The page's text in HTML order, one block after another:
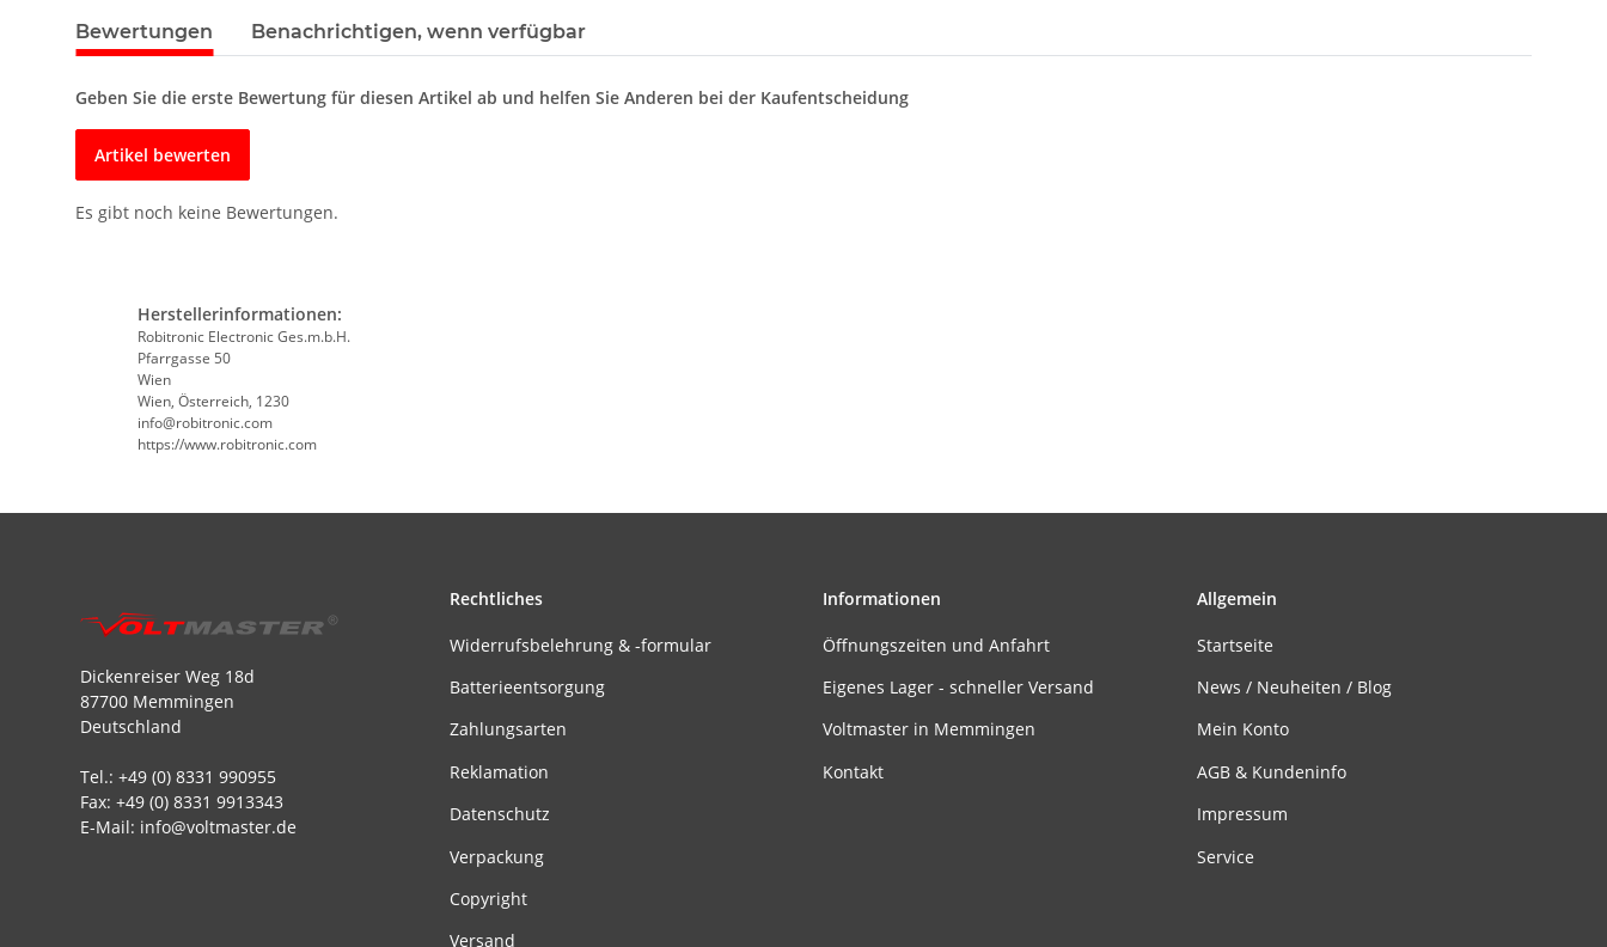
Bewertungen Benachrichtigen, wenn verfügbar
Geben Sie die erste Bewertung für diesen Artikel ab und helfen Sie Anderen bei der Kaufentscheidung
Artikel bewerten
Es gibt noch keine Bewertungen.
Herstellerinformationen:
Robitronic Electronic Ges.m.b.H.
Pfarrgasse 50
Wien
Wien, Österreich, 1230
info@robitronic.com
https://www.robitronic.com
Dickenreiser Weg 18d
87700 Memmingen
Deutschland
Tel.: +49 (0) 8331 990955
Fax: +49 (0) 8331 9913343
E-Mail: info@voltmaster.de
Rechtliches
Widerrufsbelehrung & -formular
Batterieentsorgung
Zahlungsarten
Reklamation
Datenschutz
Verpackung
Copyright
Versand
Informationen
Öffnungszeiten und Anfahrt
Eigenes Lager - schneller Versand
Voltmaster in Memmingen
Kontakt
Allgemein
Startseite
News / Neuheiten / Blog
Mein Konto
AGB & Kundeninfo
Impressum
Service